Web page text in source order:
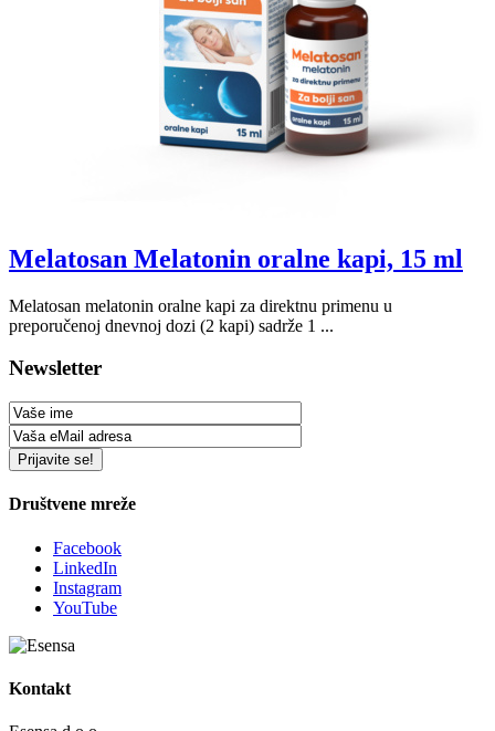
Melatosan Melatonin oralne kapi, 15 ml
Melatosan melatonin oralne kapi za direktnu primenu u
preporučenoj dnevnoj dozi (2 kapi) sadrže 1 ...
Newsletter
Društvene mreže
Facebook
LinkedIn
Instagram
YouTube
Kontakt